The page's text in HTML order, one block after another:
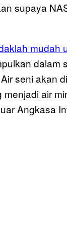
supaya
mudah
seni akan
air
Angkasa